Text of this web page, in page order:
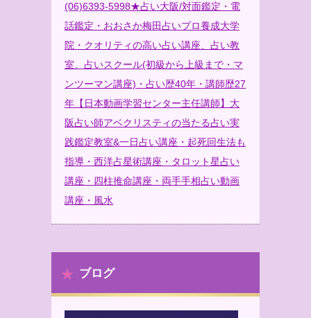
(06)6393-5998★占い大阪/対面鑑定・電
話鑑定・おおさか梅田占いプロ養成大学
院・クオリティの高い占い講座、占い教
室、占いスクール(初級から上級まで・マ
ンツーマン講座)・占い歴40年・講師歴27
年【日本動画学習センター主任講師】大
阪占い師アベクリスティの当たる占い実
践鑑定教室&一日占い講座・起死回生法も
指導・西洋占星術講座・タロット星占い
講座・四柱推命講座・両手手相占い動画
講座・風水
ブログ